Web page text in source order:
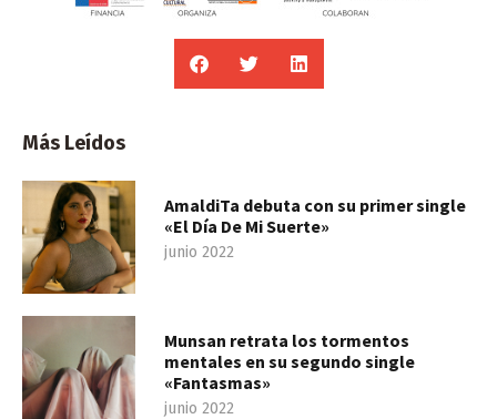
Más Leídos
AmaldiTa debuta con su primer single
«El Día De Mi Suerte»
junio 2022
Munsan retrata los tormentos
mentales en su segundo single
«Fantasmas»
junio 2022